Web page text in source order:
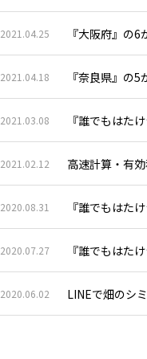
2021.04.25 『大阪府』の
2021.04.18 『奈良県』の
2021.03.08 『誰でもはた
2021.02.12 高速計算・有
2020.08.31 『誰でもはた
2020.07.27 『誰でもはた
2020.06.02 LINEで畑のシ